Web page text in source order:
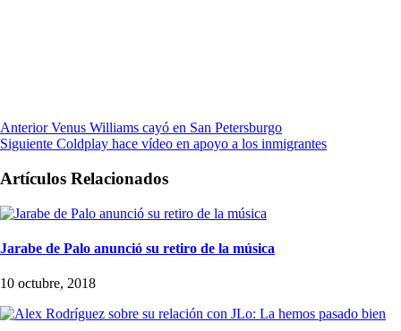
Anterior Venus Williams cayó en San Petersburgo
Siguiente Coldplay hace vídeo en apoyo a los inmigrantes
Artículos Relacionados
Jarabe de Palo anunció su retiro de la música
10 octubre, 2018